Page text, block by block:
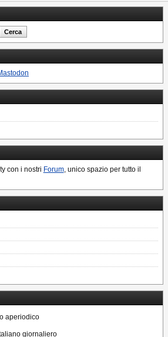
con i nostri Forum, unico spazio per tutto il
aperiodico
giornaliero